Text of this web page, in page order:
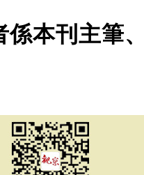
係本刊主筆